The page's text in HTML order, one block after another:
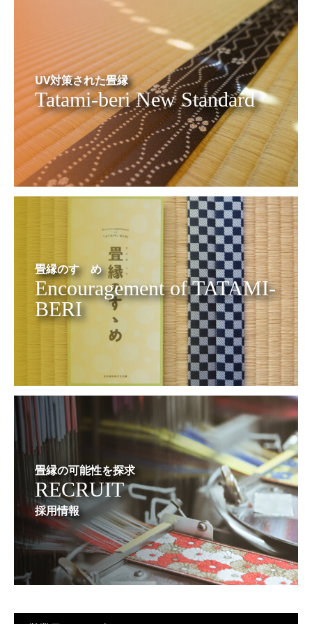
UV対策された畳縁
Tatami-beri New Standard
畳縁のすゝめ
Encouragement of TATAMI-
BERI
畳縁の可能性を探求
RECRUIT
採用情報